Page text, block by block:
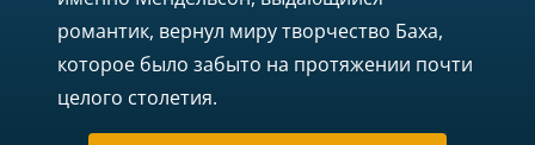
романтик, вернул миру творчество Баха,
которое было забыто на протяжении почти
целого столетия.